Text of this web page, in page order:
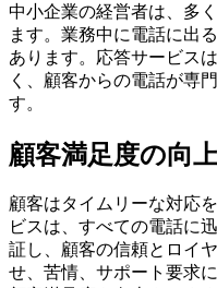
中小企業の経営者は、多
ます。業務中に電話に出
あります。応答サービス
く、顧客からの電話が専
す。
顧客満足度の向
顧客はタイムリーな対応
ビスは、すべての電話に
証し、顧客の信頼とロイ
せ、苦情、サポート要求